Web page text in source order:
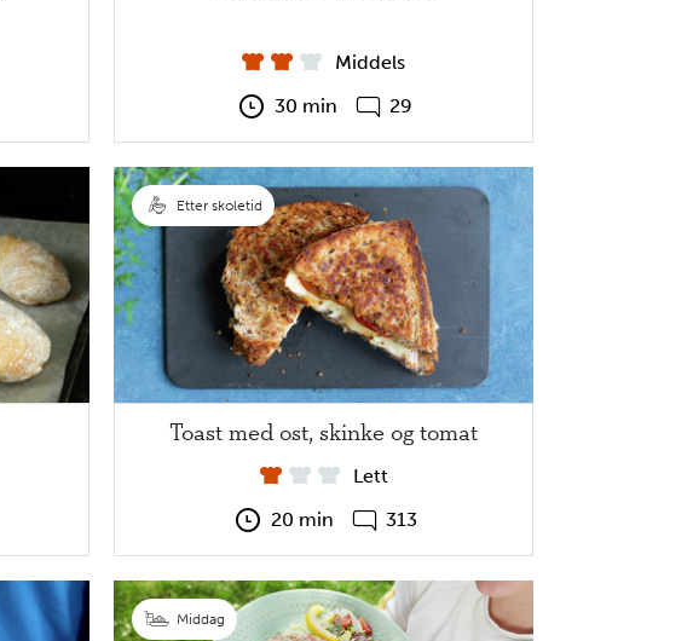
Middels
30 min
29
Etter skoletid
Toast med ost, skinke og tomat
Lett
20 min
313
Middag